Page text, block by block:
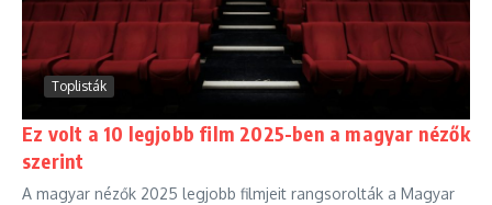
Toplisták
Ez volt a 10 legjobb film 2025-ben a magyar nézők
szerint
A magyar nézők 2025 legjobb filmjeit rangsorolták a Magyar